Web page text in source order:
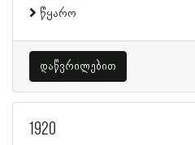
წყარო
დაწვრილებით
1920